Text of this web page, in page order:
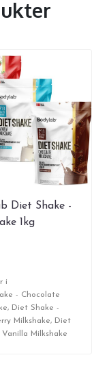
Diet Shake -
1kg
i
- Chocolate
Diet Shake -
Milkshake, Diet
Vanilla Milkshake